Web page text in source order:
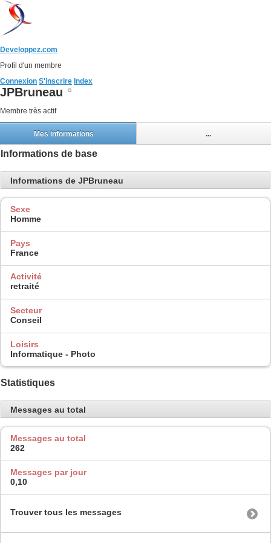
Developpez.com
Profil d'un membre
Connexion S'inscrire Index
JPBruneau
Membre très actif
Mes informations ...
Informations de base
Informations de JPBruneau
Sexe
Homme
Pays
France
Activité
retraité
Secteur
Conseil
Loisirs
Informatique - Photo
Statistiques
Messages au total
Messages au total
262
Messages par jour
0,10
Trouver tous les messages